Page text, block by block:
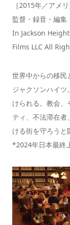
［2015年／アメ
監督・録音・編
In Jackson
Films LLC All
世界中からの移民
ジャクソンハイツ
けられる。教会
ティ、不法滞在
ける街を守ろうと
*2024年日本最終